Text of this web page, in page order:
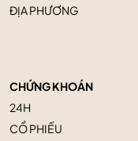
ĐỊA PHƯƠNG
CHỨNG KHOÁN
24H
CỔ PHIẾU